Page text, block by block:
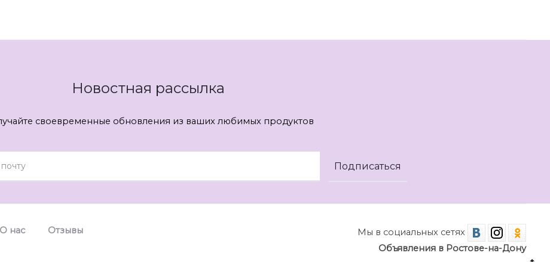
Новостная рассылка
своевременные обновления из ваших любимых продуктов
О нас Отзывы
Мы в социальных сетях
Объявления в Ростове-на-Дону